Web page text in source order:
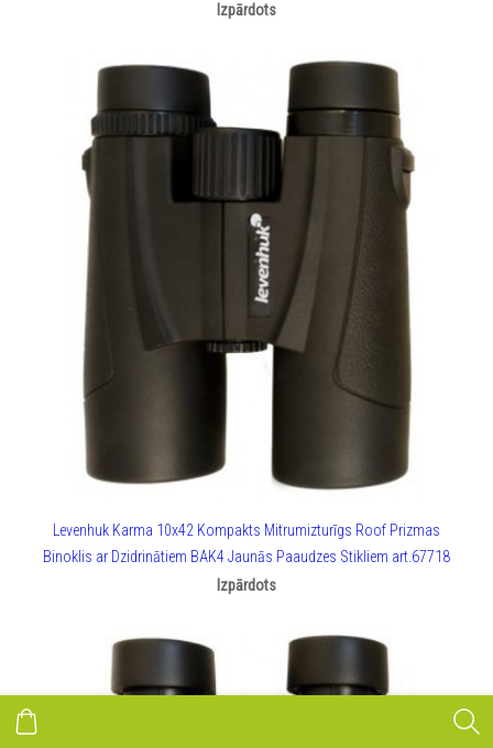
Izpārdots
Levenhuk Karma 10x42 Kompakts Mitrumizturīgs Roof Prizmas
Binoklis ar Dzidrinātiem BAK4 Jaunās Paaudzes Stikliem art.67718
Izpārdots